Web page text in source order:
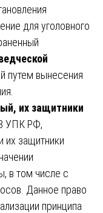
для уголовного
путем вынесения
их защитники
УПК РФ,
их защитники
в том числе с
Данное право
принципа